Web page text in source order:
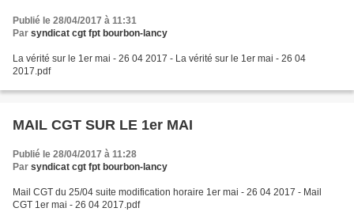
Publié le 28/04/2017 à 11:31
Par syndicat cgt fpt bourbon-lancy
La vérité sur le 1er mai - 26 04 2017 - La vérité sur le 1er mai - 26 04
2017.pdf
MAIL CGT SUR LE 1er MAI
Publié le 28/04/2017 à 11:28
Par syndicat cgt fpt bourbon-lancy
Mail CGT du 25/04 suite modification horaire 1er mai - 26 04 2017 - Mail
CGT 1er mai - 26 04 2017.pdf